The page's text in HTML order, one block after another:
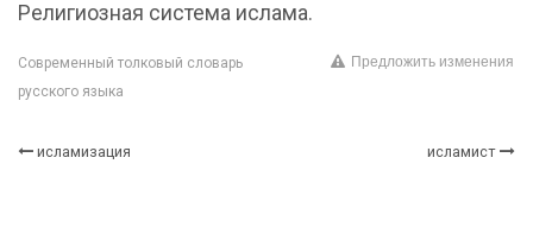
Религиозная система ислама.
Современный толковый словарь
русского языка
Предложить изменения
исламизация исламист